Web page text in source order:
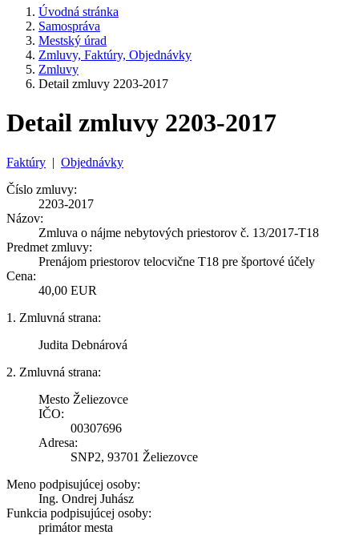
Úvodná stránka
Samospráva
Mestský úrad
Zmluvy, Faktúry, Objednávky
Zmluvy
Detail zmluvy 2203-2017
Detail zmluvy 2203-2017
Faktúry | Objednávky
Číslo zmluvy:
2203-2017
Názov:
Zmluva o nájme nebytových priestorov č. 13/2017-T18
Predmet zmluvy:
Prenájom priestorov telocvične T18 pre športové účely
Cena:
40,00 EUR
1. Zmluvná strana:
Judita Debnárová
2. Zmluvná strana:
Mesto Želiezovce
IČO:
00307696
Adresa:
SNP2, 93701 Želiezovce
Meno podpisujúcej osoby:
Ing. Ondrej Juhász
Funkcia podpisujúcej osoby:
primátor mesta